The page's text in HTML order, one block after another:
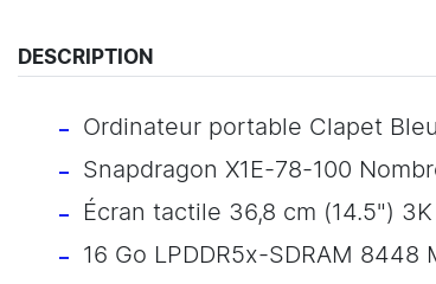
DESCRIPTION
Ordinateur portable Clapet Bleu
Snapdragon X1E-78-100
Écran tactile 36,8 cm (14.5")
16 Go LPDDR5x-SDRAM 8448